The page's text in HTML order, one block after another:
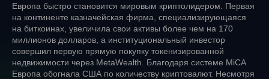
Европа быстро становится мировым криптолидером. Первая
на континенте казначейская фирма, специализирующаяся
на биткоинах, увеличила свои активы более чем на 170
миллионов долларов, а институциональный инвестор
совершил первую прямую покупку токенизированной
недвижимости через MetaWealth. Благодаря системе MiCA
Европа обогнала США по количеству криптовалют. Несмотря